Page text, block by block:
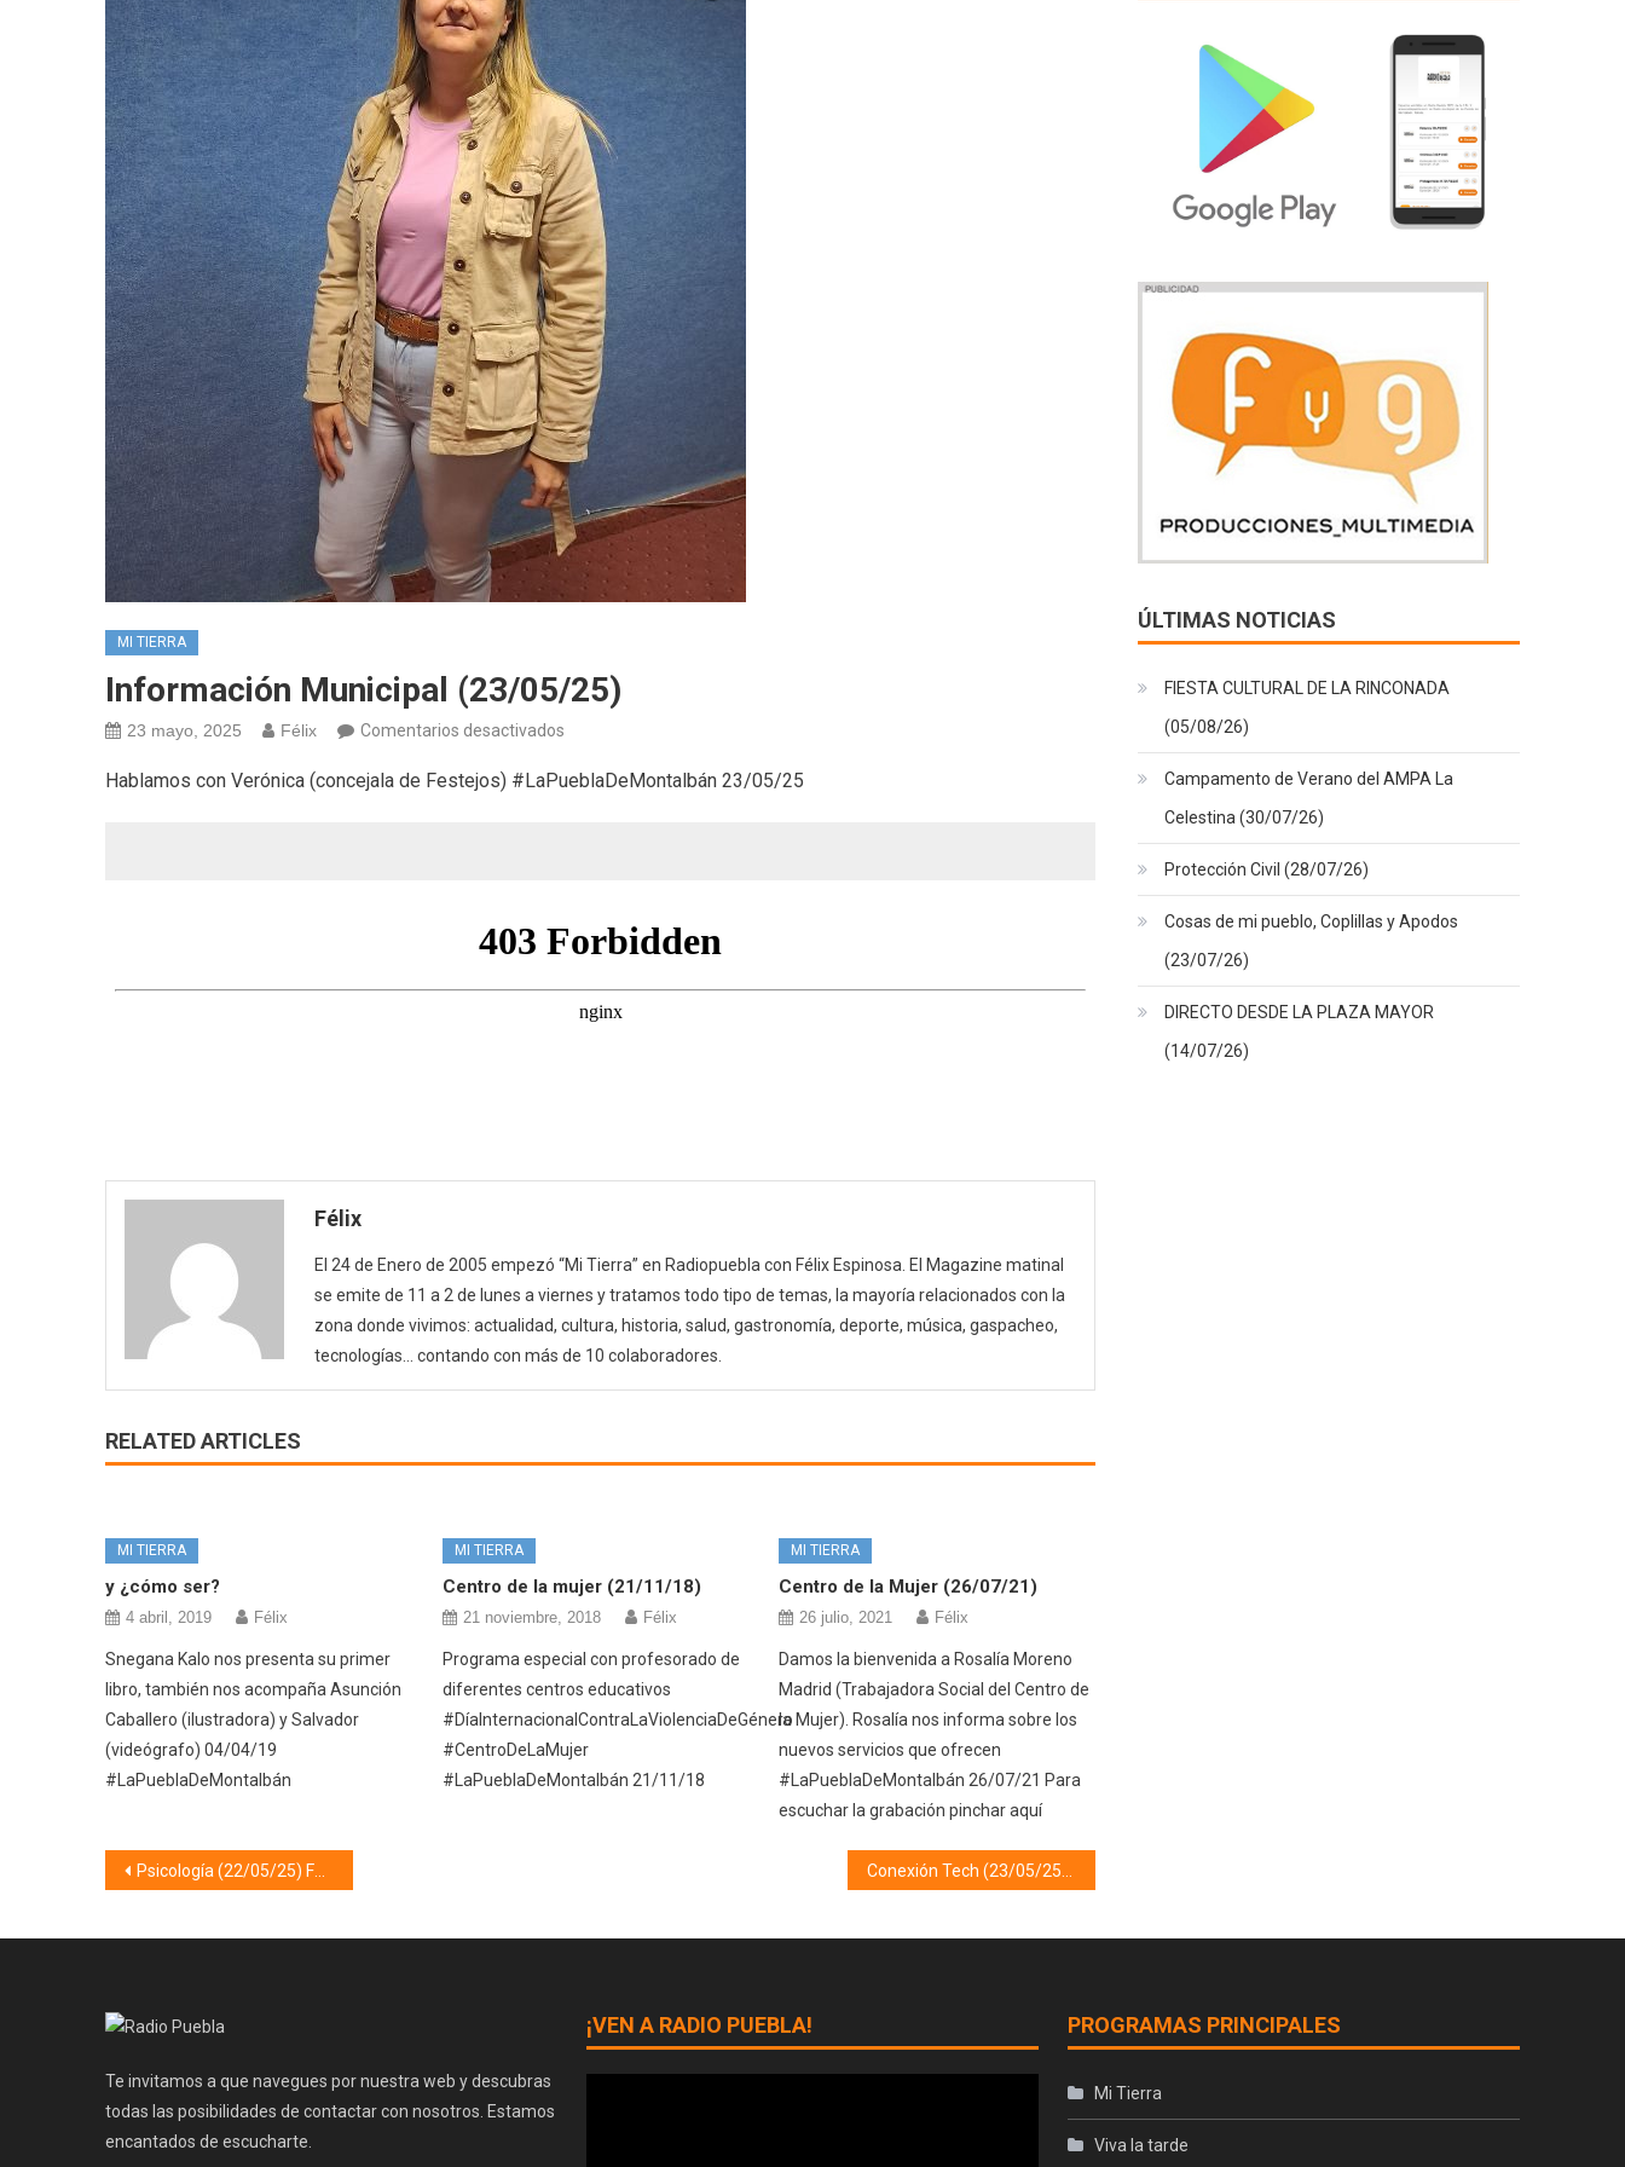
MI TIERRA
Información Municipal (23/05/25)
23 mayo, 2025 Félix Comentarios desactivados
municipal
Hablamos con Verónica (concejala de Festejos) #LaPueblaDeMontalbán 23/05/25
Félix
El 24 de Enero de 2005 empezó “Mi Tierra” en Radiopuebla con Félix Espinosa. El Magazine matinal
se emite de 11 a 2 de lunes a viernes y tratamos todo tipo de temas, la mayoría relacionados con la
zona donde vivimos: actualidad, cultura, historia, salud, gastronomía, deporte, música, gaspacheo,
tecnologías… contando con más de 10 colaboradores.
RELATED ARTICLES
MI TIERRA
y ¿cómo ser?
4 abril, 2019 Félix
Snegana Kalo nos presenta su primer
libro, también nos acompaña Asunción
Caballero (ilustradora) y Salvador
(videógrafo) 04/04/19
#LaPueblaDeMontalbán
MI TIERRA
Centro de la mujer (21/11/18)
21 noviembre, 2018 Félix
Programa especial con profesorado de
diferentes centros educativos
#DíaInternacionalContraLaViolenciaDeGénero
#CentroDeLaMujer
#LaPueblaDeMontalbán 21/11/18
MI TIERRA
Centro de la Mujer (26/07/21)
26 julio, 2021 Félix
Damos la bienvenida a Rosalía Moreno
Madrid (Trabajadora Social del Centro de
la Mujer). Rosalía nos informa sobre los
nuevos servicios que ofrecen
#LaPueblaDeMontalbán 26/07/21 Para
escuchar la grabación pinchar aquí
Navegación
Psicología (22/05/25) FRUSTRACIÓN
ÚLTIMAS NOTICIAS
FIESTA CULTURAL DE LA RINCONADA
(05/08/26)
Campamento de Verano del AMPA La
Celestina (30/07/26)
Protección Civil (28/07/26)
Cosas de mi pueblo, Coplillas y Apodos
(23/07/26)
DIRECTO DESDE LA PLAZA MAYOR
(14/07/26)
Te invitamos a que navegues por nuestra web y descubras
todas las posibilidades de contactar con nosotros. Estamos
encantados de escucharte.
¡VEN A RADIO PUEBLA! PROGRAMAS PRINCIPALES
Mi Tierra
Viva la tarde